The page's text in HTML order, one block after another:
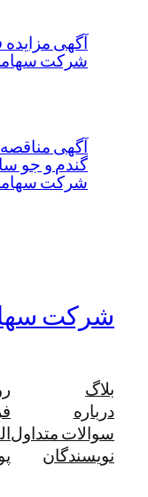
آگهی
شرکت
آگهی
شرکت
شرکت
بلاگ
درباره
سوالات متداول
نویسندگان